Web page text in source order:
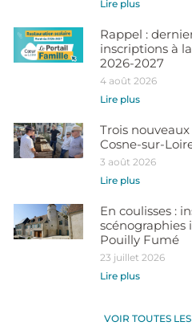
Lire plus
Rappel :
inscriptions à
2026-2027
4 août 2026
Lire plus
Trois
Cosne-sur-
3 août 2026
Lire plus
En coulisses :
scénographies
Pouilly Fumé
23 juillet 2026
Lire plus
VOIR TOUTES